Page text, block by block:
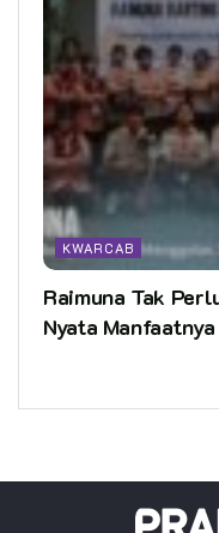
KWARCAB
Raimuna Tak
Nyata Manfaatnya